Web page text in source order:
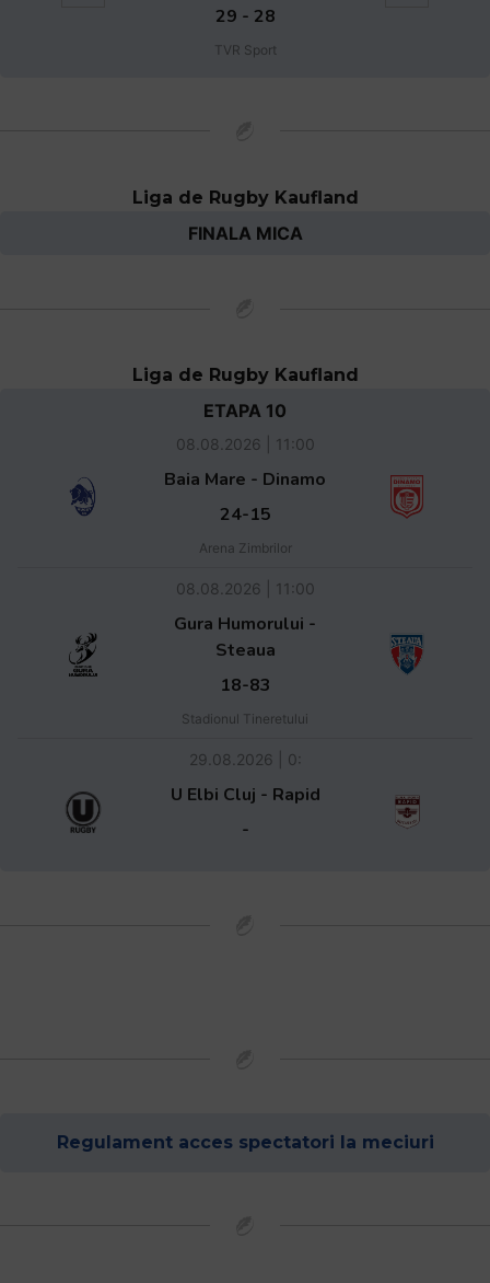
29 - 28
TVR Sport
Liga de Rugby Kaufland
FINALA MICA
Liga de Rugby Kaufland
ETAPA 10
08.08.2026 | 11:00
Baia Mare - Dinamo
24-15
Arena Zimbrilor
08.08.2026 | 11:00
Gura Humorului -
Steaua
18-83
Stadionul Tineretului
29.08.2026 | 0:
U Elbi Cluj - Rapid
-
Regulament acces spectatori la meciuri